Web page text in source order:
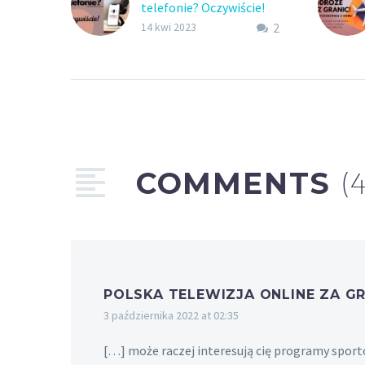
telefonie? Oczywiście!
Polskie seriale do
2
14 kwi 2023
COMMENTS
POLSKA TELEWIZJA ONLINE ZA
3 października 2022 at 02:35
[…] może raczej interesują cię programy